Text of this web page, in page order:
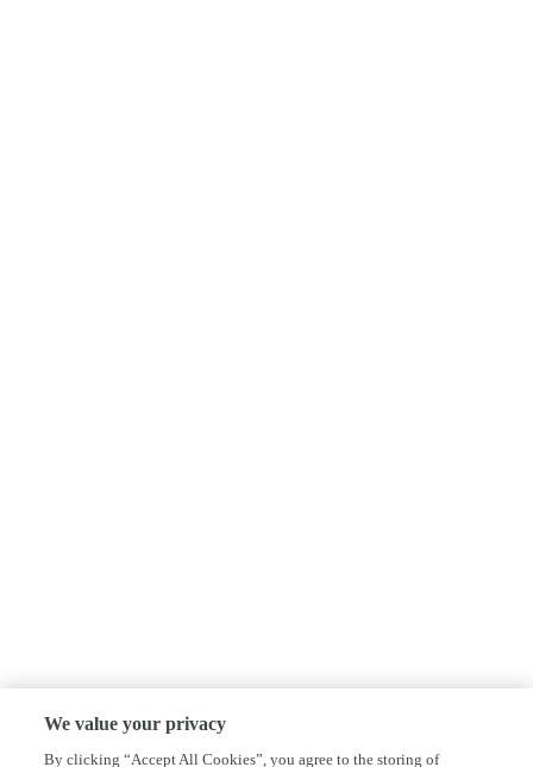
We value your privacy
By clicking “Accept All Cookies”, you agree to the storing of